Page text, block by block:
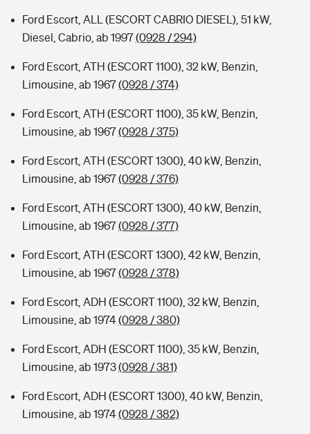
Sie haben Fragen?
Zur Übersicht
Kinderunfall-Check: Mehr Sicherheit für deine Kids
Typklassen: So ist Ihr Auto eingestuft
Sie haben Fragen?
Ford Escort, ALL (ESCORT CABRIO DIESEL), 51 kW,
Diesel, Cabrio, ab 1997(0928 / 294)
Ford Escort, ATH (ESCORT 1100), 32 kW, Benzin,
Limousine, ab 1967(0928 / 374)
Ford Escort, ATH (ESCORT 1100), 35 kW, Benzin,
Limousine, ab 1967(0928 / 375)
Ford Escort, ATH (ESCORT 1300), 40 kW, Benzin,
Limousine, ab 1967(0928 / 376)
Ford Escort, ATH (ESCORT 1300), 40 kW, Benzin,
Limousine, ab 1967(0928 / 377)
Ford Escort, ATH (ESCORT 1300), 42 kW, Benzin,
Limousine, ab 1967(0928 / 378)
Ford Escort, ADH (ESCORT 1100), 32 kW, Benzin,
Limousine, ab 1974(0928 / 380)
Ford Escort, ADH (ESCORT 1100), 35 kW, Benzin,
Limousine, ab 1973(0928 / 381)
Ford Escort, ADH (ESCORT 1300), 40 kW, Benzin,
Limousine, ab 1974(0928 / 382)